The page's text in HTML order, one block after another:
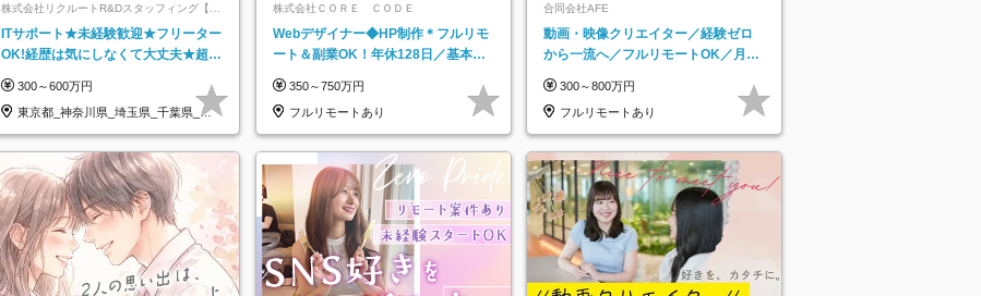
株式会社リクルートR&Dスタッフィング【リ
クルートグループ】
ITサポート★未経験歓迎★フリーター
OK!経歴は気にしなくて大丈夫★超大
300～600万円
東京都_神奈川県_埼玉県_千葉県_大
阪府…
株式会社ＣＯＲＥ ＣＯＤＥ
Webデザイナー◆HP制作＊フルリモ
ート＆副業OK！年休128日／基本定
350～750万円
フルリモートあり
合同会社AFE
動画・映像クリエイター／経験ゼロ
から一流へ／フルリモートOK／月給
300～800万円
フルリモートあり